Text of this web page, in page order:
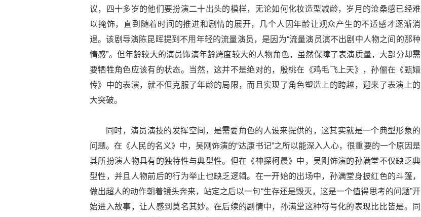
议，四十多岁的他们要扮演二十出头的模样，无论如何化妆造型减龄，岁月的沧桑感已经难
以掩饰，直到随着时间的推进和剧情的展开，几个人因年龄让观众产生的不适感才逐渐消
退。该剧导演陈昆晖提到不用年轻的流量演员，是因为“流量演员演不出剧中人物之间的那种
情感”。但年龄较大的演员饰演年龄跨度较大的人物角色，虽然保障了表演质量，大部分却需
要牺牲角色应该有的状态。当然，这并不是绝对的，殷桃在《鸡毛飞上天》，孙俪在《甄嬛
传》中的表演，就不但克服了年龄的局限，而且实现了角色塑造上的跨越，迎来了表演上的
大突破。
同时，演员演技的发挥空间，是需要角色的人设来提供的，这其实就是一个典型形象的
问题。在《人民的名义》中，吴刚饰演的“达康书记”之所以能深入人心，很重要的一个原因是
其所扮演人物具有的独特性与典型性。但在《神探柯晨》中，吴刚饰演的孙满堂不仅缺乏典
型性，并且人物前后的行为举止也缺乏逻辑。在一开始的出场中，孙满堂身披红色的斗篷，
做出超人的动作朝着镜头奔来，站定之后以一句“生存还是毁灭，这是一个值得思考的问题”开
始进入故事，让人感到莫名其妙。在后续的剧情中，孙满堂这种符号化的表现比比皆是。同